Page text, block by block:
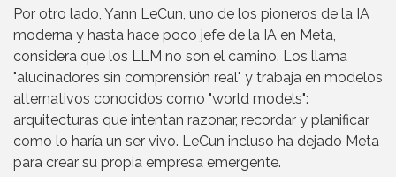
Por otro lado, Yann LeCun, uno de los pioneros de la IA
moderna y hasta hace poco jefe de la IA en Meta,
considera que los LLM no son el camino. Los llama
"alucinadores sin comprensión real" y trabaja en modelos
alternativos conocidos como "world models":
arquitecturas que intentan razonar, recordar y planificar
como lo haría un ser vivo. LeCun incluso ha dejado Meta
para crear su propia empresa emergente.